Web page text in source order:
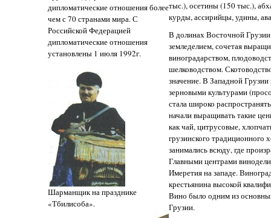
дипломатические отношения более
чем с 70 странами мира. С
Российской Федерацией
дипломатические отношения
установлены 1 июля 1992г.
Шарманщик на празднике
«Тбилисоба».
тыс.), осетины (150 тыс.),
курды, ассирийцы, удины,
В долинах Восточной Грузии
земледелием, сочетая
виноградарством,
шелководством.
значение. В Западной
зерновыми культурами
стала широко
начали выращивать такие
как чай, цитрусовые,
грузинского традиционного
занимались всюду, где
Главными центрами
Имеретия на западе.
крестьянина высокой
Вино было одним из
Грузии.